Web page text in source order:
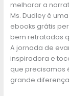
melhorar a
Ms. Dudley é
ebooks grátis
bem retratados
A jornada de
inspiradora e
que precisamos
grande